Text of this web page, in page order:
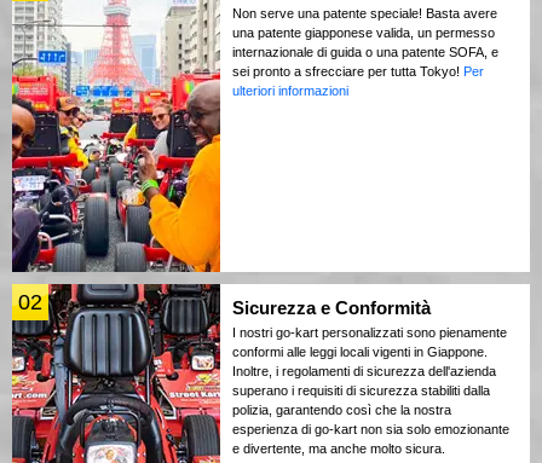
Non serve una patente speciale! Basta avere
una patente giapponese valida, un permesso
internazionale di guida o una patente SOFA, e
sei pronto a sfrecciare per tutta Tokyo! Per
ulteriori informazioni
02 Sicurezza e Conformità
I nostri go-kart personalizzati sono pienamente
conformi alle leggi locali vigenti in Giappone.
Inoltre, i regolamenti di sicurezza dell'azienda
superano i requisiti di sicurezza stabiliti dalla
polizia, garantendo così che la nostra
esperienza di go-kart non sia solo emozionante
e divertente, ma anche molto sicura.